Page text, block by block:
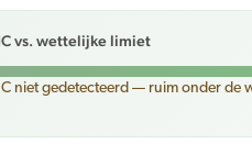
vs. wettelijke limiet
niet gedetecteerd — ruim onder de